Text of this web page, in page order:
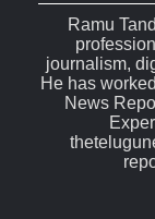
Ramu
journalism,
He has
News